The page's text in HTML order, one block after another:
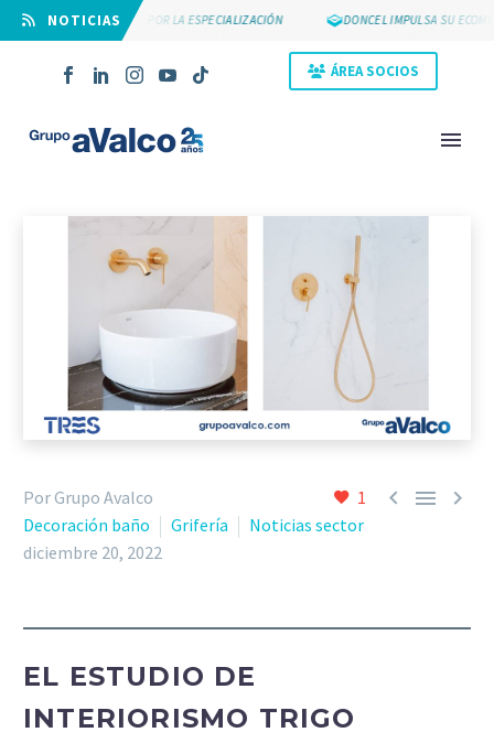
⠀NOTICIAS
2000 APUESTA POR LA ESPECIALIZACIÓN DONCEL IMPULSA SU
ÁREA SOCIOS
1   
Por Grupo Avalco
Decoración baño
Grifería
Noticias sector
diciembre 20, 2022
EL ESTUDIO DE
INTERIORISMO TRIGO